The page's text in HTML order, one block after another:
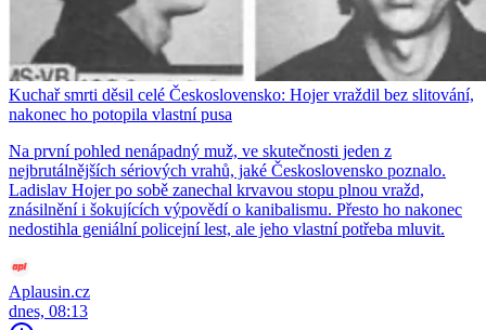
Kuchař smrti děsil celé Československo: Hojer vraždil bez slitování,
nakonec ho potopila vlastní pusa
Na první pohled nenápadný muž, ve skutečnosti jeden z
nejbrutálnějších sériových vrahů, jaké Československo poznalo.
Ladislav Hojer po sobě zanechal krvavou stopu plnou vražd,
znásilnění i šokujících výpovědí o kanibalismu. Přesto ho nakonec
nedostihla geniální policejní lest, ale jeho vlastní potřeba mluvit.
Aplausin.cz
dnes, 08:13